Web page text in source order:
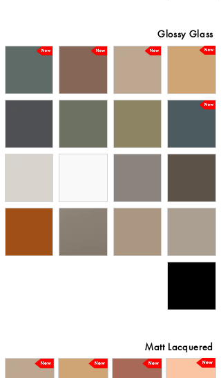
Glossy Glass
Matt Lacquered